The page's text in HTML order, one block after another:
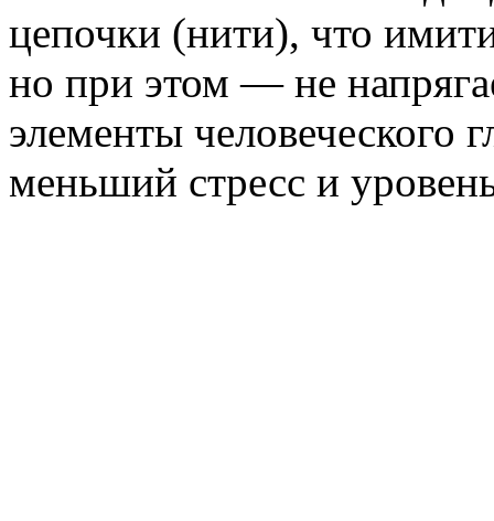
цепочки (нити), что
но при этом — не
элементы человеческого
меньший стресс и